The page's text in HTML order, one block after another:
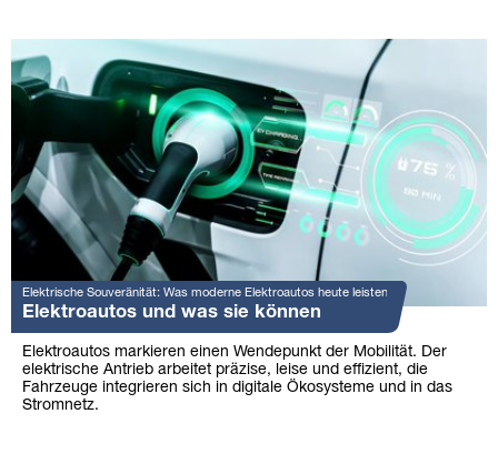
Elektrische Souveränität: Was moderne Elektroautos heute leisten
Elektroautos und was sie können
Elektroautos markieren einen Wendepunkt der Mobilität. Der
elektrische Antrieb arbeitet präzise, leise und effizient, die
Fahrzeuge integrieren sich in digitale Ökosysteme und in das
Stromnetz.